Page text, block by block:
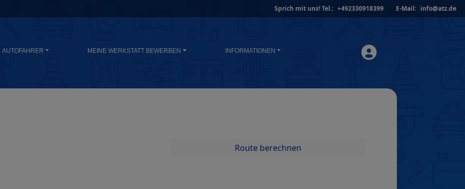
Sprich mit uns!Tel.: +492330918399 E-Mail: info@atz.de
AUTOFAHRER MEINE WERKSTATT BEWERBEN INFORMATIONEN
Route berechnen